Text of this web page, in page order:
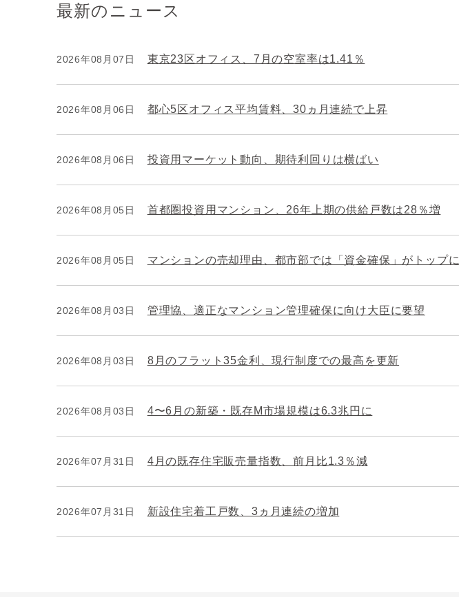
最新のニュース
2026年08月07日 東京23区オフィス、7月の空室率は1.41％
2026年08月06日 都心5区オフィス平均賃料、30ヵ月連続で上昇
2026年08月06日 投資用マーケット動向、期待利回りは横ばい
2026年08月05日 首都圏投資用マンション、26年上期の供給戸数は28％増
2026年08月05日 マンションの売却理由、都市部では「資金確保」がトップに
2026年08月03日 管理協、適正なマンション管理確保に向け大臣に要望
2026年08月03日 8月のフラット35金利、現行制度での最高を更新
2026年08月03日 4〜6月の新築・既存M市場規模は6.3兆円に
2026年07月31日 4月の既存住宅販売量指数、前月比1.3％減
2026年07月31日 新設住宅着工戸数、3ヵ月連続の増加